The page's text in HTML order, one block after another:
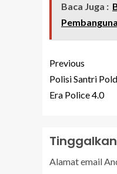
Baca Juga :
Previous
Polisi Santri
Era Police 4.0
Alamat email